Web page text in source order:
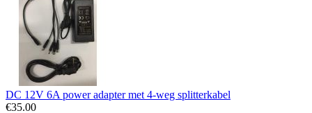
DC 12V 6A power adapter met 4-weg splitterkabel
€35.00